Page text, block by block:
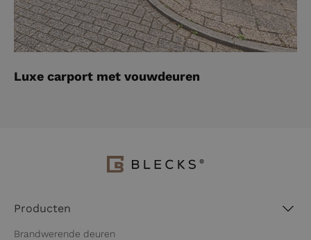
Luxe carport met vouwdeuren
Producten
Brandwerende deuren